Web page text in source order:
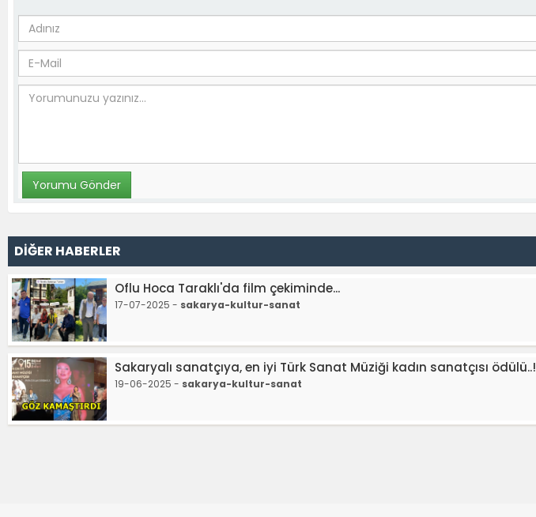
DİĞER HABERLER
Oflu Hoca Taraklı'da film çekiminde...
17-07-2025 - sakarya-kultur-sanat
Sakaryalı sanatçıya, en iyi Türk Sanat Müziği kadın sanatçısı ödülü..!
19-06-2025 - sakarya-kultur-sanat